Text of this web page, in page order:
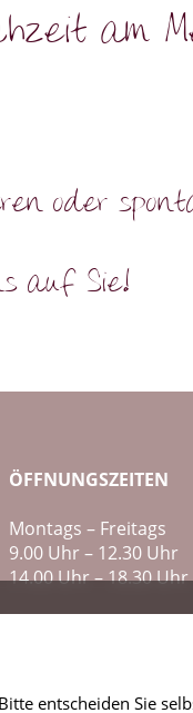
am
oder
auf Sie!
ÖFFNUNGSZEITEN
Montags – Freitags
9.00 Uhr – 12.30 Uhr
14.00 Uhr – 18.30 Uhr
entscheiden Sie